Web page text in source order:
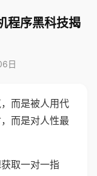
程序黑科技揭
日
而是被人用代
而是对人性最
取一对一指